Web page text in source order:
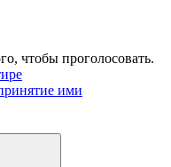
чтобы проголосовать.
ими